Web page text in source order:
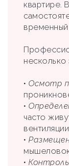
квартире.
несколько
• Осмотр
•
часто
•
•